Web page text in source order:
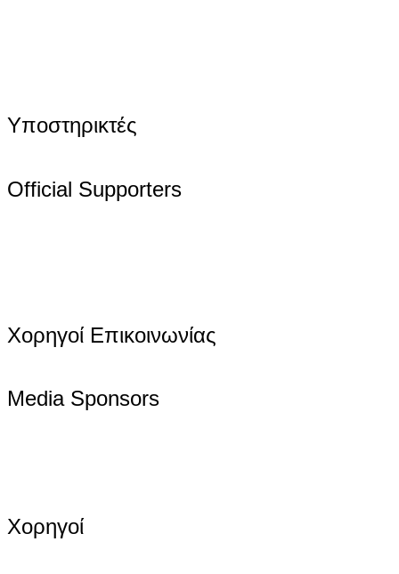
Υποστηρικτές
Official Supporters
Χορηγοί Επικοινωνίας
Media Sponsors
Χορηγοί